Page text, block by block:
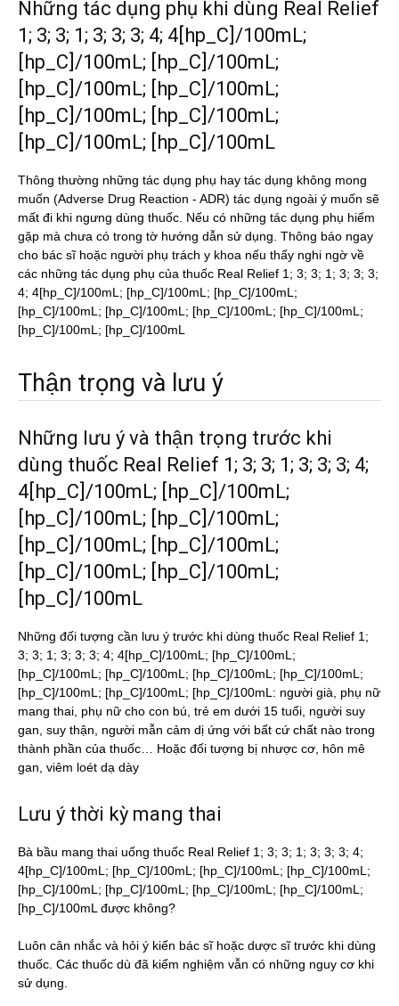
Những tác dụng phụ khi dùng Real Relief
1; 3; 3; 1; 3; 3; 3; 4; 4[hp_C]/100mL;
[hp_C]/100mL; [hp_C]/100mL;
[hp_C]/100mL; [hp_C]/100mL;
[hp_C]/100mL; [hp_C]/100mL;
[hp_C]/100mL; [hp_C]/100mL
Thông thường những tác dụng phụ hay tác dụng không mong
muốn (Adverse Drug Reaction - ADR) tác dụng ngoài ý muốn sẽ
mất đi khi ngưng dùng thuốc. Nếu có những tác dụng phụ hiếm
gặp mà chưa có trong tờ hướng dẫn sử dụng. Thông báo ngay
cho bác sĩ hoặc người phụ trách y khoa nếu thấy nghi ngờ về
các những tác dụng phụ của thuốc Real Relief 1; 3; 3; 1; 3; 3; 3;
4; 4[hp_C]/100mL; [hp_C]/100mL; [hp_C]/100mL;
[hp_C]/100mL; [hp_C]/100mL; [hp_C]/100mL; [hp_C]/100mL;
[hp_C]/100mL; [hp_C]/100mL
Thận trọng và lưu ý
Những lưu ý và thận trọng trước khi
dùng thuốc Real Relief 1; 3; 3; 1; 3; 3; 3; 4;
4[hp_C]/100mL; [hp_C]/100mL;
[hp_C]/100mL; [hp_C]/100mL;
[hp_C]/100mL; [hp_C]/100mL;
[hp_C]/100mL; [hp_C]/100mL;
[hp_C]/100mL
Những đối tượng cần lưu ý trước khi dùng thuốc Real Relief 1;
3; 3; 1; 3; 3; 3; 4; 4[hp_C]/100mL; [hp_C]/100mL;
[hp_C]/100mL; [hp_C]/100mL; [hp_C]/100mL; [hp_C]/100mL;
[hp_C]/100mL; [hp_C]/100mL; [hp_C]/100mL: người già, phụ nữ
mang thai, phụ nữ cho con bú, trẻ em dưới 15 tuổi, người suy
gan, suy thận, người mẫn cảm dị ứng với bất cứ chất nào trong
thành phần của thuốc… Hoặc đối tượng bị nhược cơ, hôn mê
gan, viêm loét dạ dày
Lưu ý thời kỳ mang thai
Bà bầu mang thai uống thuốc Real Relief 1; 3; 3; 1; 3; 3; 3; 4;
4[hp_C]/100mL; [hp_C]/100mL; [hp_C]/100mL; [hp_C]/100mL;
[hp_C]/100mL; [hp_C]/100mL; [hp_C]/100mL; [hp_C]/100mL;
[hp_C]/100mL được không?
Luôn cân nhắc và hỏi ý kiến bác sĩ hoặc dược sĩ trước khi dùng
thuốc. Các thuốc dù đã kiểm nghiệm vẫn có những nguy cơ khi
sử dụng.